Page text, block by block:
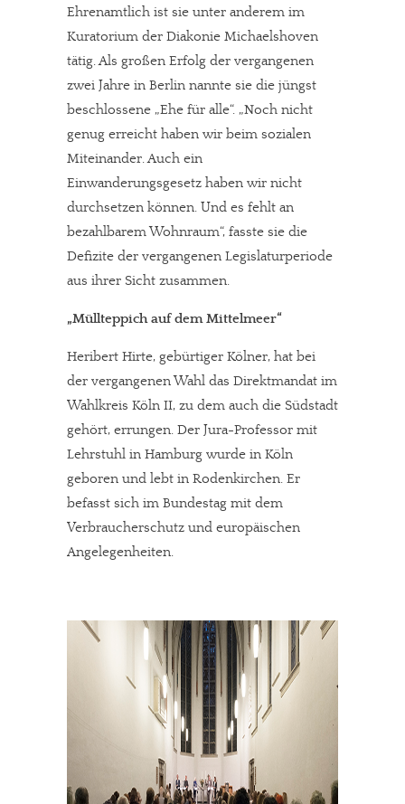
Ehrenamtlich ist sie unter anderem im
Kuratorium der Diakonie Michaelshoven
tätig. Als großen Erfolg der vergangenen
zwei Jahre in Berlin nannte sie die jüngst
beschlossene „Ehe für alle“. „Noch nicht
genug erreicht haben wir beim sozialen
Miteinander. Auch ein
Einwanderungsgesetz haben wir nicht
durchsetzen können. Und es fehlt an
bezahlbarem Wohnraum“, fasste sie die
Defizite der vergangenen Legislaturperiode
aus ihrer Sicht zusammen.
„Müllteppich auf dem Mittelmeer“
Heribert Hirte, gebürtiger Kölner, hat bei
der vergangenen Wahl das Direktmandat im
Wahlkreis Köln II, zu dem auch die Südstadt
gehört, errungen. Der Jura-Professor mit
Lehrstuhl in Hamburg wurde in Köln
geboren und lebt in Rodenkirchen. Er
befasst sich im Bundestag mit dem
Verbraucherschutz und europäischen
Angelegenheiten.